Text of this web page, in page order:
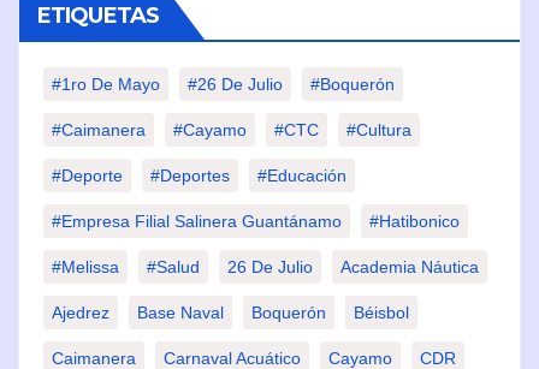
ETIQUETAS
#1ro De Mayo #26 De Julio #Boquerón
#Caimanera #Cayamo #CTC #Cultura
#Deporte #deportes #Educación
#Empresa Filial Salinera Guantánamo #Hatibonico
#Melissa #Salud 26 De Julio Academia Náutica
Ajedrez Base Naval Boquerón Béisbol
Caimanera Carnaval Acuático Cayamo CDR